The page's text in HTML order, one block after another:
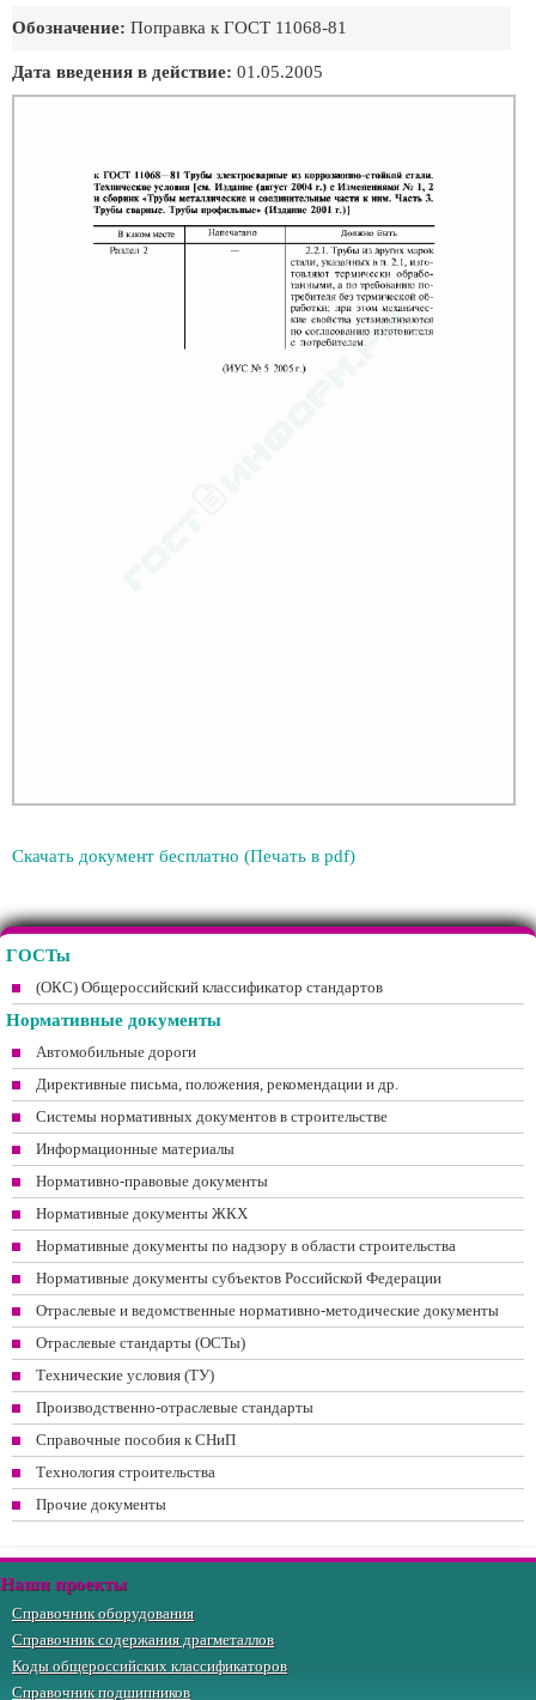
Обозначение: Поправка к ГОСТ 11068-81
Дата введения в действие: 01.05.2005
Скачать документ бесплатно (Печать в pdf)
ГОСТы
(ОКС) Общероссийский классификатор стандартов
Нормативные документы
Автомобильные дороги
Директивные письма, положения, рекомендации и др.
Системы нормативных документов в строительстве
Информационные материалы
Нормативно-правовые документы
Нормативные документы ЖКХ
Нормативные документы по надзору в области строительства
Нормативные документы субъектов Российской Федерации
Отраслевые и ведомственные нормативно-методические документы
Отраслевые стандарты (ОСТы)
Технические условия (ТУ)
Производственно-отраслевые стандарты
Справочные пособия к СНиП
Технология строительства
Прочие документы
Наши проекты
Справочник оборудования
Справочник содержания драгметаллов
Коды общероссийских классификаторов
Справочник подшипников